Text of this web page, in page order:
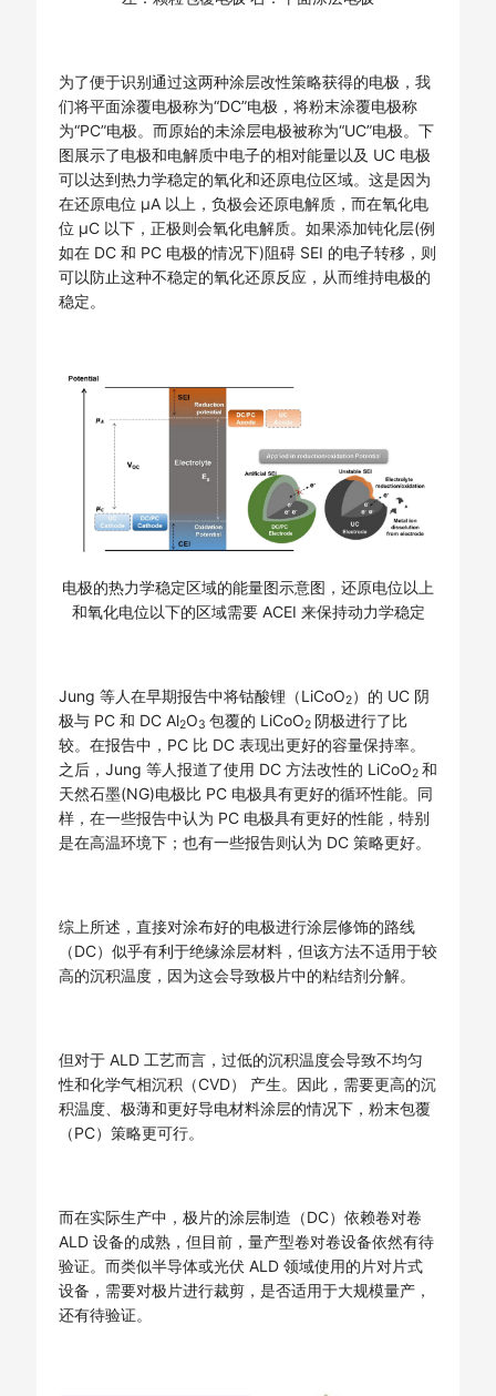
为了便于识别通过这两种涂层改性策略获得的电极，我
们将平面涂覆电极称为“DC”电极，将粉末涂覆电极称
为“PC”电极。而原始的未涂层电极被称为“UC”电极。下
图展示了电极和电解质中电子的相对能量以及 UC 电极
可以达到热力学稳定的氧化和还原电位区域。这是因为
在还原电位 μA 以上，负极会还原电解质，而在氧化电
位 μC 以下，正极则会氧化电解质。如果添加钝化层(例
如在 DC 和 PC 电极的情况下)阻碍 SEI 的电子转移，则
可以防止这种不稳定的氧化还原反应，从而维持电极的
稳定。
电极的热力学稳定区域的能量图示意图，还原电位以上
和氧化电位以下的区域需要 ACEI 来保持动力学稳定
Jung 等人在早期报告中将钴酸锂（LiCoO2）的 UC 阴
极与 PC 和 DC Al2O3 包覆的 LiCoO2 阴极进行了比
较。在报告中，PC 比 DC 表现出更好的容量保持率。
之后，Jung 等人报道了使用 DC 方法改性的 LiCoO2 和
天然石墨(NG)电极比 PC 电极具有更好的循环性能。同
样，在一些报告中认为 PC 电极具有更好的性能，特别
是在高温环境下；也有一些报告则认为 DC 策略更好。
综上所述，直接对涂布好的电极进行涂层修饰的路线
（DC）似乎有利于绝缘涂层材料，但该方法不适用于较
高的沉积温度，因为这会导致极片中的粘结剂分解。
但对于 ALD 工艺而言，过低的沉积温度会导致不均匀
性和化学气相沉积（CVD） 产生。因此，需要更高的沉
积温度、极薄和更好导电材料涂层的情况下，粉末包覆
（PC）策略更可行。
而在实际生产中，极片的涂层制造（DC）依赖卷对卷
ALD 设备的成熟，但目前，量产型卷对卷设备依然有待
验证。而类似半导体或光伏 ALD 领域使用的片对片式
设备，需要对极片进行裁剪，是否适用于大规模量产，
还有待验证。